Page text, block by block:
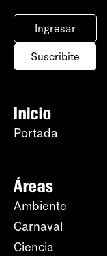
Ingresar
Suscribite
Inicio
Portada
Áreas
Ambiente
Carnaval
Ciencia